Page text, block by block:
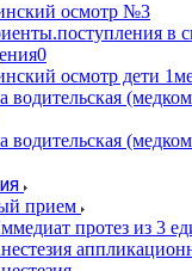
осмотр №3
в
осмотр дети
водительская
водительская
прием
протез из 3